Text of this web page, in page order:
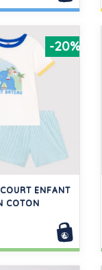
-20%
ENFANT
COTON